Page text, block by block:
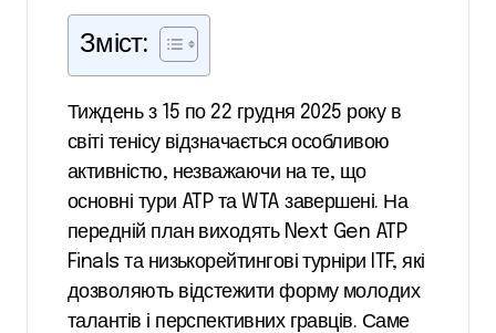
Зміст:
Тиждень з 15 по 22 грудня 2025 року в
світі тенісу відзначається особливою
активністю, незважаючи на те, що
основні тури ATP та WTA завершені. На
передній план виходять Next Gen ATP
Finals та низькорейтингові турніри ITF, які
дозволяють відстежити форму молодих
талантів і перспективних гравців. Саме